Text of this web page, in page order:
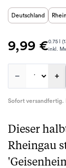
Deutschland
9,99 €0.75 l
inkl.
– +
Sofort versandfertig.
Dieser
Rheingau